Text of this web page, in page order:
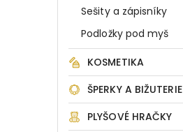
Sešity a zápisníky
Podložky pod myš
KOSMETIKA
ŠPERKY A BIŽUTERIE
PLYŠOVÉ HRAČKY